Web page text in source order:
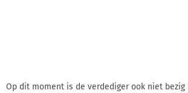
Op dit moment is de verdediger ook niet